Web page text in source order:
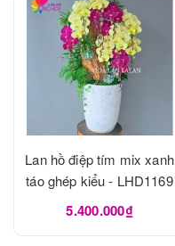
Lan hồ điệp tím mix xanh
táo ghép kiểu - LHD1169
5.400.000₫